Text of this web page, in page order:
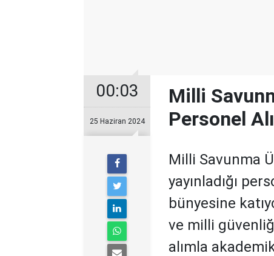
00:03
25 Haziran 2024
Milli
Personel
Milli Savunma
yayınladığı
bünyesine
ve milli
alımla